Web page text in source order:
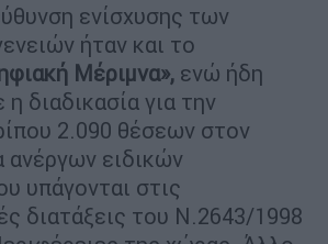
ενίσχυσης των
ήταν και το
Μέριμνα», ενώ ήδη
διαδικασία για την
2.090 θέσεων στον
ανέργων ειδικών
υπάγονται στις
διατάξεις του Ν.2643/1998